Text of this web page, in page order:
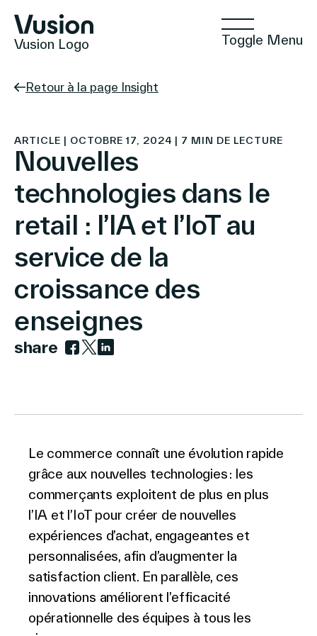
Vusion Logo Toggle Menu
Technologies
Solutions
Insights
Commerce Positif
Recherche
Investisseurs
Partenaires
Carrières
Lien
Retour à la page Insight
ARTICLE | OCTOBRE 17, 2024 | 7 MIN DE LECTURE
Nouvelles
technologies dans le
retail : l’IA et l’IoT au
service de la
croissance des
enseignes
share
Le commerce connaît une évolution rapide
grâce aux nouvelles technologies : les
commerçants exploitent de plus en plus
l’IA et l’IoT pour créer de nouvelles
expériences d’achat, engageantes et
personnalisées, afin d’augmenter la
satisfaction client. En parallèle, ces
innovations améliorent l’efficacité
opérationnelle des équipes à tous les